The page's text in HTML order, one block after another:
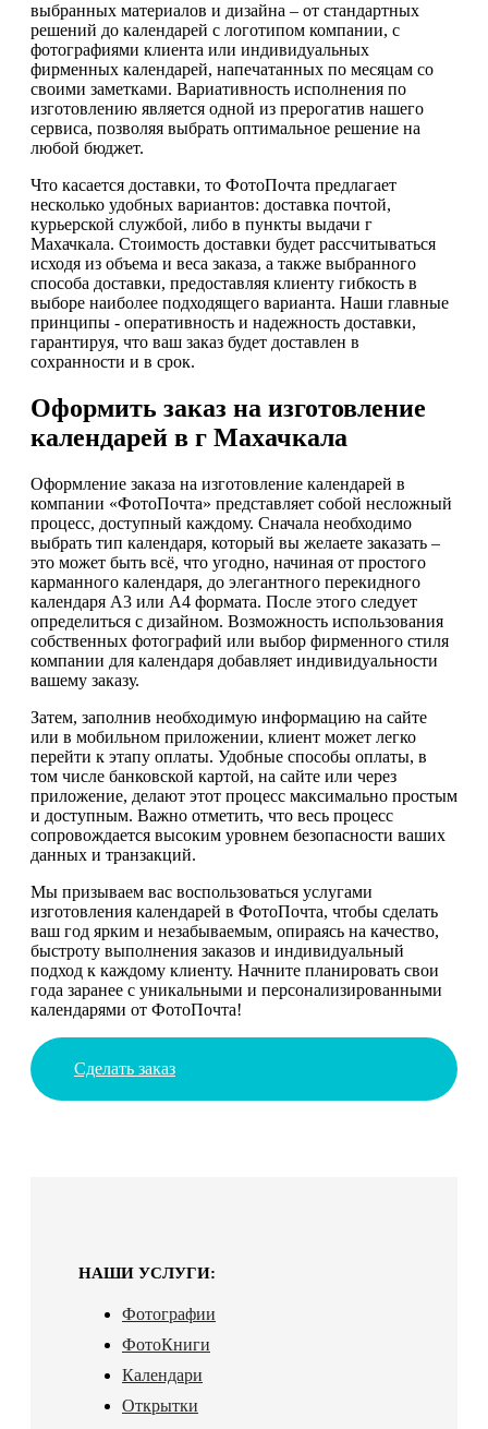
выбранных материалов и дизайна – от стандартных
решений до календарей с логотипом компании, с
фотографиями клиента или индивидуальных
фирменных календарей, напечатанных по месяцам со
своими заметками. Вариативность исполнения по
изготовлению является одной из прерогатив нашего
сервиса, позволяя выбрать оптимальное решение на
любой бюджет.
Что касается доставки, то ФотоПочта предлагает
несколько удобных вариантов: доставка почтой,
курьерской службой, либо в пункты выдачи г
Махачкала. Стоимость доставки будет рассчитываться
исходя из объема и веса заказа, а также выбранного
способа доставки, предоставляя клиенту гибкость в
выборе наиболее подходящего варианта. Наши главные
принципы - оперативность и надежность доставки,
гарантируя, что ваш заказ будет доставлен в
сохранности и в срок.
Оформить заказ на изготовление
календарей в г Махачкала
Оформление заказа на изготовление календарей в
компании «ФотоПочта» представляет собой несложный
процесс, доступный каждому. Сначала необходимо
выбрать тип календаря, который вы желаете заказать –
это может быть всё, что угодно, начиная от простого
карманного календаря, до элегантного перекидного
календаря А3 или А4 формата. После этого следует
определиться с дизайном. Возможность использования
собственных фотографий или выбор фирменного стиля
компании для календаря добавляет индивидуальности
вашему заказу.
Затем, заполнив необходимую информацию на сайте
или в мобильном приложении, клиент может легко
перейти к этапу оплаты. Удобные способы оплаты, в
том числе банковской картой, на сайте или через
приложение, делают этот процесс максимально простым
и доступным. Важно отметить, что весь процесс
сопровождается высоким уровнем безопасности ваших
данных и транзакций.
Мы призываем вас воспользоваться услугами
изготовления календарей в ФотоПочта, чтобы сделать
ваш год ярким и незабываемым, опираясь на качество,
быстроту выполнения заказов и индивидуальный
подход к каждому клиенту. Начните планировать свои
года заранее с уникальными и персонализированными
календарями от ФотоПочта!
Сделать заказ
НАШИ УСЛУГИ:
Фотографии
ФотоКниги
Календари
Открытки